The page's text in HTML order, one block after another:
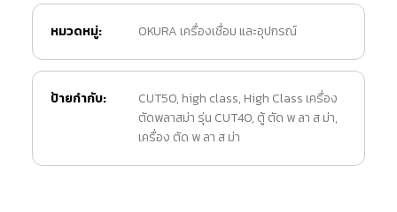
หมวดหมู่: OKURA เครื่องเชื่อม และอุปกรณ์
ป้ายกำกับ: CUT50, high class, High Class เครื่อง
ตัดพลาสม่า รุ่น CUT40, ตู้ ตัด พ ลา ส ม่า,
เครื่อง ตัด พ ลา ส ม่า